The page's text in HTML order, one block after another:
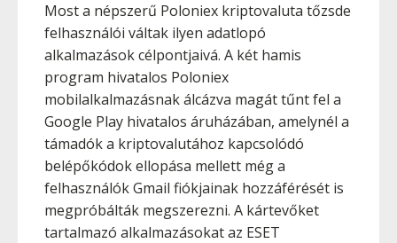
Most a népszerű Poloniex kriptovaluta tőzsde
felhasználói váltak ilyen adatlopó
alkalmazások célpontjaivá. A két hamis
program hivatalos Poloniex
mobilalkalmazásnak álcázva magát tűnt fel a
Google Play hivatalos áruházában, amelynél a
támadók a kriptovalutához kapcsolódó
belépőkódok ellopása mellett még a
felhasználók Gmail fiókjainak hozzáférését is
megpróbálták megszerezni. A kártevőket
tartalmazó alkalmazásokat az ESET